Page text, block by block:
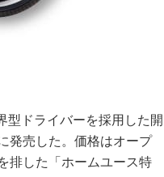
型ドライバーを採用した開
発売した。価格はオープ
排した「ホームユース特